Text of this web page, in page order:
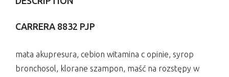
CARRERA 8832 PJP
mata akupresura, cebion witamina c opinie, syrop
bronchosol, klorane szampon, maść na rozstępy w